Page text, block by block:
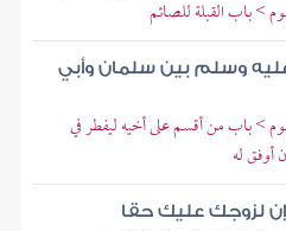
باب القبلة للصائم
وسلم بين سلمان وأبي
باب من أقسم على أخيه ليفطر في
أوفق له
لزوجك عليك حقا